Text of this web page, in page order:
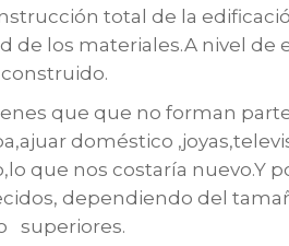
total de la
de los materiales.A nivel
que que no forman
doméstico
que nos costaría nuevo.Y
dependiendo del
superiores.